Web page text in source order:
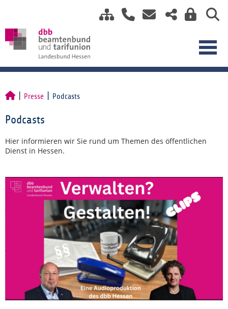
Presse Podcasts
Podcasts
Hier informieren wir Sie rund um Themen des öffentlichen
Dienst in Hessen.